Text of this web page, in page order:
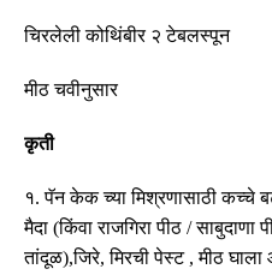
चिरलेली कोथिंबीर २ टेबलस्पून
मीठ चवीनुसार
कृती
१.पॅन केक च्या मिश्रणासाठी कच्चे
मैदा (किंवा राजगिरा पीठ /साबुदाणा
तांदूळ),जिरे,मिरची पेस्ट ,मीठ घाला